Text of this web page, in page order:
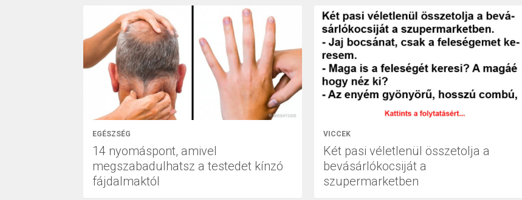
EGÉSZSÉG
14 nyomáspont, amivel
megszabadulhatsz a testedet kínzó
fájdalmaktól
VICCEK
Két pasi véletlenül összetolja a
bevásárlókocsiját a
szupermarketben